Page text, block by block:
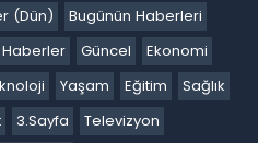
(Dün)
Bugünün Haberleri
Güncel
Ekonomi
Yaşam Eğitim
Sağlık
3.Sayfa
Televizyon